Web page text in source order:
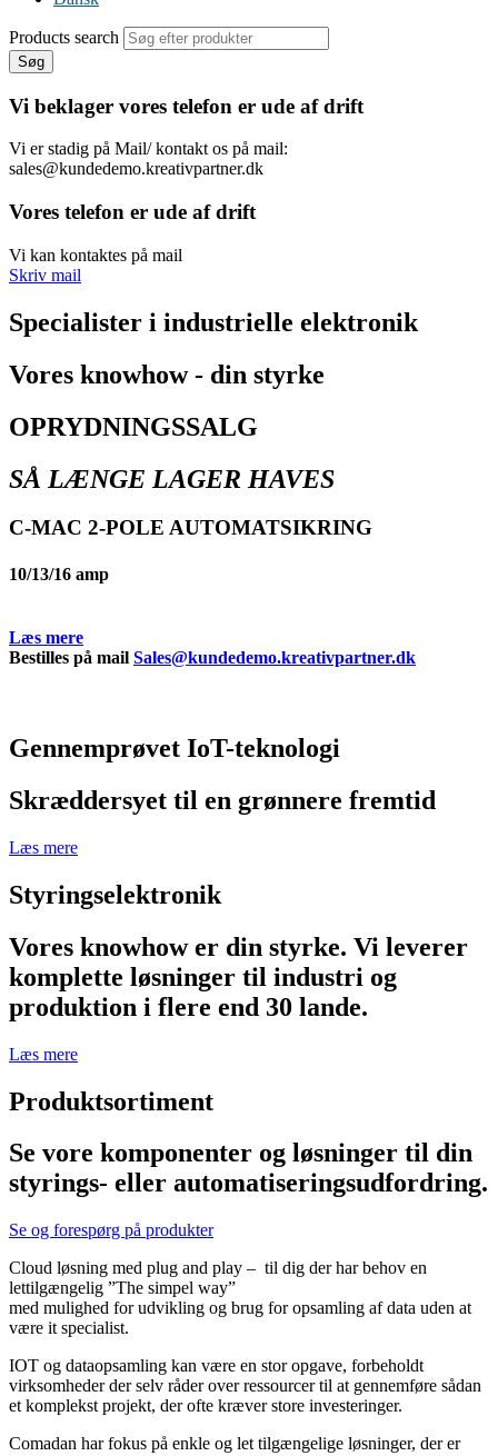
Products search
Søg
Vi beklager vores telefon er ude af drift
Vi er stadig på Mail/ kontakt os på mail:
sales@kundedemo.kreativpartner.dk
Vores telefon er ude af drift
Vi kan kontaktes på mail
Skriv mail
Specialister i industrielle elektronik
Vores knowhow - din styrke
OPRYDNINGSSALG
SÅ LÆNGE LAGER HAVES
C-MAC 2-POLE AUTOMATSIKRING
10/13/16 amp
Læs mere
Bestilles på mail Sales@kundedemo.kreativpartner.dk
Gennemprøvet IoT-teknologi
Skræddersyet til en grønnere fremtid
Læs mere
Styringselektronik
Vores knowhow er din styrke. Vi leverer
komplette løsninger til industri og
produktion i flere end 30 lande.
Læs mere
Produktsortiment
Se vore komponenter og løsninger til din
styrings- eller automatiserings­udfordring.
Se og forespørg på produkter
Cloud løsning med plug and play – til dig der har behov en
lettilgængelig ”The simpel way”
med mulighed for udvikling og brug for opsamling af data uden at
være it specialist.
IOT og dataopsamling kan være en stor opgave, forbeholdt
virksomheder der selv råder over ressourcer til at gennemføre sådan
et komplekst projekt, der ofte kræver store investeringer.
Comadan har fokus på enkle og let tilgængelige løsninger, der er